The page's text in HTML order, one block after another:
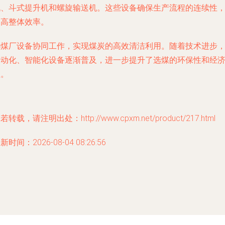
斗式提升机和螺旋输送机。这些设备确保生产流程的连续性，
整体效率。
厂设备协同工作，实现煤炭的高效清洁利用。随着技术进步，
化、智能化设备逐渐普及，进一步提升了选煤的环保性和经济
转载，请注明出处：http://www.cpxm.net/product/217.html
时间：2026-08-04 08:26:56